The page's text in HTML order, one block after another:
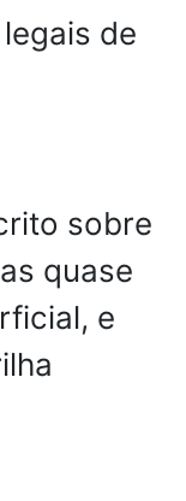
de
sobre
quase
e